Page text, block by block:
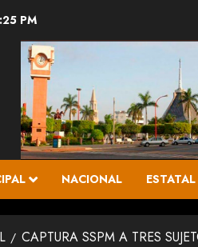
PM
NACIONAL ESTATAL
CAPTURA SSPM A TRES